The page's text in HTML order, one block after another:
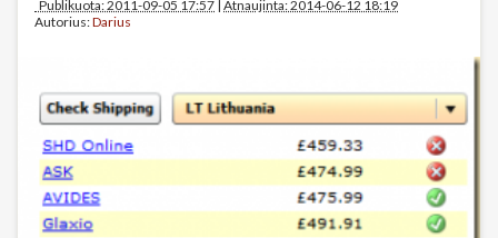
Publikuota: 2011-09-05 17:57 | Atnaujinta: 2014-06-12 18:19
Autorius:Darius